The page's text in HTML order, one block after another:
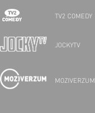
TV2 COMEDY
JOCKYTV
MOZIVERZUM